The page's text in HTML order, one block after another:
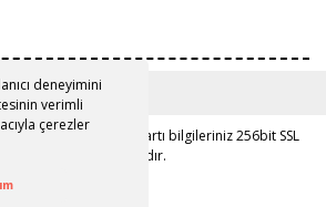
deneyimini
verimli
çerezler
Kredi kartı bilgileriniz 256bit SSL
ile korunmaktadır.